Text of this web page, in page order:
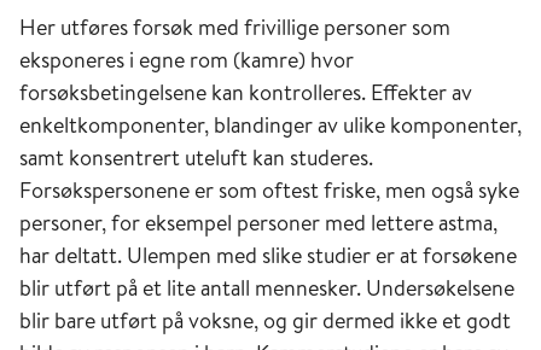
virusinfeksjoner kan utløse slike anfall.
KOLS blir ofte utløst av vedvarende irritasjon av
luftveiene. Tobakksrøyking er den vanligste
årsaken til utvikling av KOLS, og kan forklare to
av tre tilfeller. Luftforurensing i arbeidsmiljøet
eller utendørs kan også føre til sykdommen.
Personer som arbeider i et miljø med bl.a.
kvartsstøv og metallholdige gasser, eller som
arbeider i gruver og tunneler, har økt risiko.
Her utføres forsøk med frivillige personer som
eksponeres i egne rom (kamre) hvor
forsøksbetingelsene kan kontrolleres. Effekter av
enkeltkomponenter, blandinger av ulike komponenter,
samt konsentrert uteluft kan studeres.
Forsøkspersonene er som oftest friske, men også syke
personer, for eksempel personer med lettere astma,
har deltatt. Ulempen med slike studier er at forsøkene
blir utført på et lite antall mennesker. Undersøkelsene
blir bare utført på voksne, og gir dermed ikke et godt